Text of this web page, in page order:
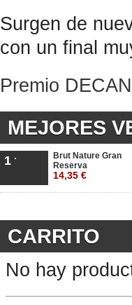
Surgen de
con un final
Premio
MEJORES
1
Brut Nature Gran
Reserva
14,35 €
CARRITO
No hay